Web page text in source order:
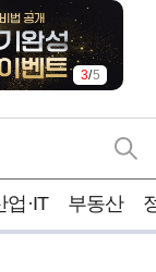
3/5
업·IT 부동산